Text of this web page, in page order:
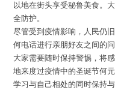
以地在街头享受秘鲁美食。
全防护。
尽管受到疫情影响，人民仍
何电话进行亲朋好友之间的
大家需要随时保持警惕，将
地来度过疫情中的圣诞节何元
学习与自己相处的同时保持